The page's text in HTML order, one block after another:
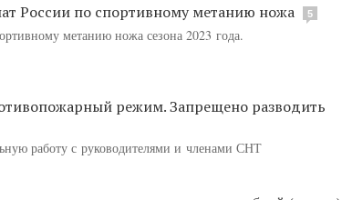
России по спортивному метанию ножа 5
метанию ножа сезона 2023 года.
режим. Запрещено разводить
работу с руководителями и членами СНТ